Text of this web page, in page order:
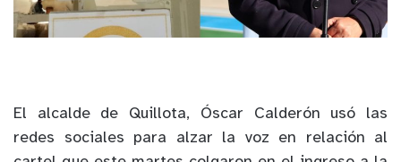
El alcalde de Quillota, Óscar Calderón usó las
redes sociales para alzar la voz en relación al